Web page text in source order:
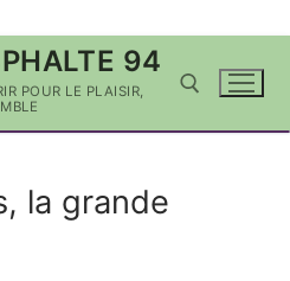
94
POUR LE PLAISIR,
la grande